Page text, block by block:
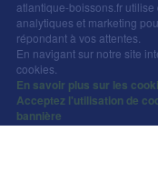
atlantique-boissons.fr utilise
analytiques et marketing
répondant à vos attentes.
En navigant sur notre site
cookies.
En savoir plus sur les
Acceptez l'utilisation de
bannière
Mentions légales-
Copyright ©
L'abus d'alcool est
consommer avec